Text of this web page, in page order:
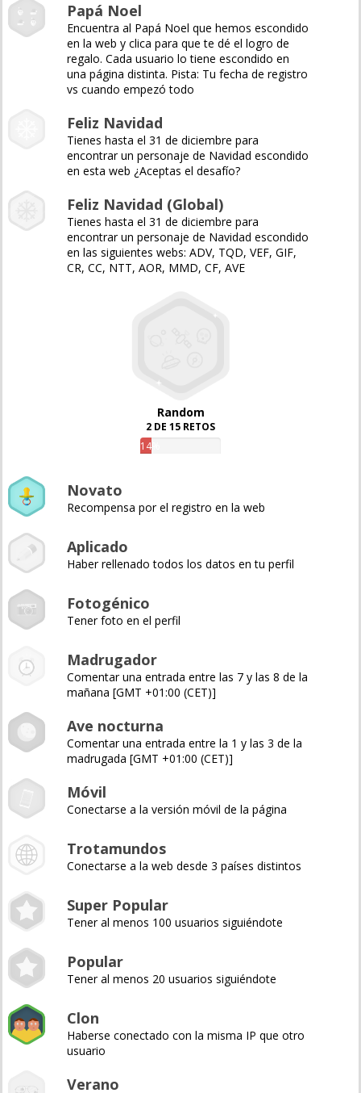
Papá Noel
Encuentra al Papá Noel que hemos escondido
en la web y clica para que te dé el logro de
regalo. Cada usuario lo tiene escondido en
una página distinta. Pista: Tu fecha de registro
vs cuando empezó todo
Feliz Navidad
Tienes hasta el 31 de diciembre para
encontrar un personaje de Navidad escondido
en esta web ¿Aceptas el desafío?
Feliz Navidad (Global)
Tienes hasta el 31 de diciembre para
encontrar un personaje de Navidad escondido
en las siguientes webs: ADV, TQD, VEF, GIF,
CR, CC, NTT, AOR, MMD, CF, AVE
Random
2 DE 15 RETOS
14%
Novato
Recompensa por el registro en la web
Aplicado
Haber rellenado todos los datos en tu perfil
Fotogénico
Tener foto en el perfil
Madrugador
Comentar una entrada entre las 7 y las 8 de la
mañana [GMT +01:00 (CET)]
Ave nocturna
Comentar una entrada entre la 1 y las 3 de la
madrugada [GMT +01:00 (CET)]
Móvil
Conectarse a la versión móvil de la página
Trotamundos
Conectarse a la web desde 3 países distintos
Super Popular
Tener al menos 100 usuarios siguiéndote
Popular
Tener al menos 20 usuarios siguiéndote
Clon
Haberse conectado con la misma IP que otro
usuario
Verano